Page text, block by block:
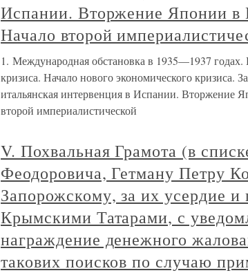
Испании. Вторжение Японии в
Начало второй
1. Международная обстановка в 1935—1937 годах.
кризиса. Начало нового экономического кризиса.
итальянская интервенция в Испании. Вторжение
второй империалистической
V. Похвальная Грамота (в
Феодоровича, Гетману Петру
Запорожскому, за их усердие и
Крымскими Татарами, с
награждение денежного
такових поисков по случаю